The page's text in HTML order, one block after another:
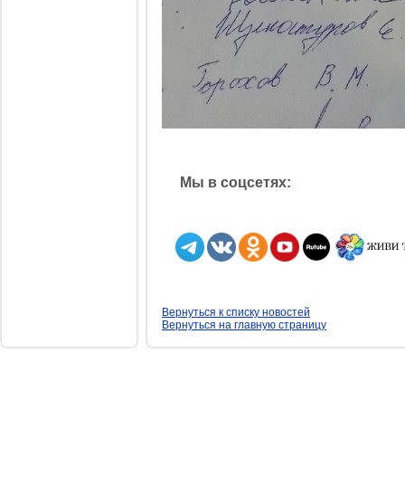
Мы в соцсетях:
Вернуться к списку новостей
Вернуться на главную страницу